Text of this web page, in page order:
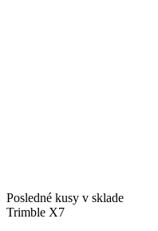
Posledné kusy v sklade
Trimble X7